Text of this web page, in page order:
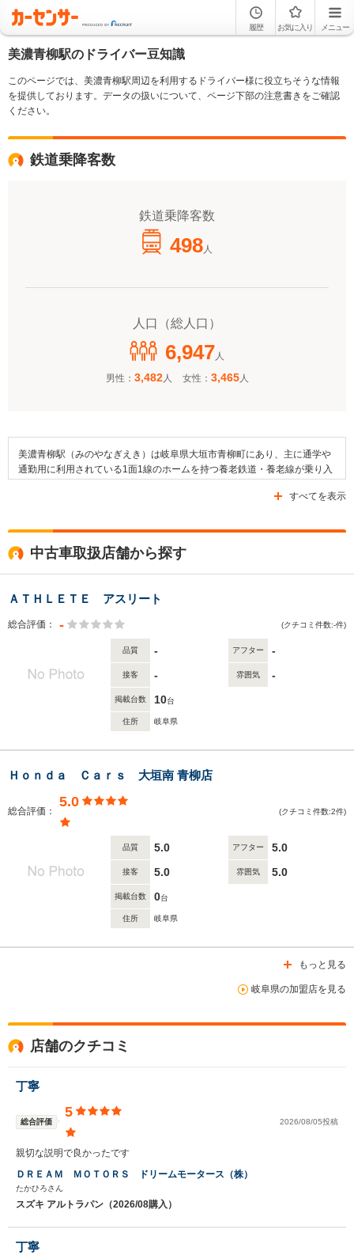
履歴 お気に入り メニュー
美濃青柳駅のドライバー豆知識
このページでは、美濃青柳駅周辺を利用するドライバー様に役立ちそうな情報
を提供しております。データの扱いについて、ページ下部の注意書きをご確認
ください。
鉄道乗降客数
鉄道乗降客数
498 人
人口（総人口）
6,947 人
男性： 3,482人 女性： 3,465人
美濃青柳駅（みのやなぎえき）は岐阜県大垣市青柳町にあり、主に通学や
通勤用に利用されている1面1線のホームを持つ養老鉄道・養老線が乗り入
駅や西大垣駅と隣接しています。また、この美濃青柳駅の周辺は田畑など
等学校などの教育施設もあります。さらに、杭瀬川スポーツ公園なども設
けられています。なお、交通面として県道50号線や県道225号線などの道
路が通っています。
すべてを表示
中古車取扱店舗から探す
ＡＴＨＬＥＴＥ アスリート
総合評価： - (クチコミ件数:-件)
品質 - アフター -
接客 - 雰囲気 -
掲載台数 10台
住所 岐阜県
Ｈｏｎｄａ Ｃａｒｓ 大垣南 青柳店
総合評価：
5.0
(クチコミ件数:2件)
品質 5.0 アフター 5.0
接客 5.0 雰囲気 5.0
掲載台数 0台
住所 岐阜県
もっと見る
岐阜県の加盟店を見る
店舗のクチコミ
丁寧
総合評価
5
2026/08/05投稿
親切な説明で良かったです
ＤＲＥＡＭ ＭＯＴＯＲＳ ドリームモータース（株）
たかひろさん
スズキ アルトラパン（2026/08購入）
丁寧